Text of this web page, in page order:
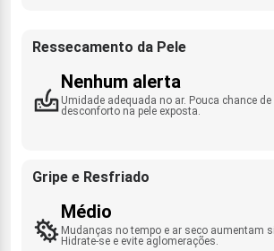
Ressecamento da Pele
Nenhum alerta
Umidade adequada no ar. Pouca chance
desconforto na pele exposta.
Gripe e Resfriado
Médio
Mudanças no tempo e ar seco aumentam
Hidrate-se e evite aglomerações.